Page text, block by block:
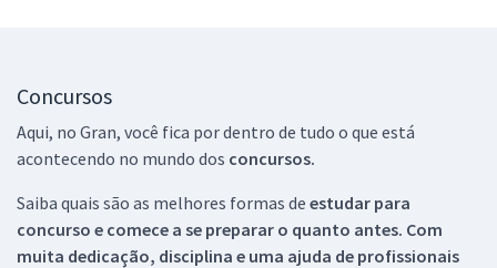
Concursos
Aqui, no Gran, você fica por dentro de tudo o que está
acontecendo no mundo dos concursos.
Saiba quais são as melhores formas de estudar para
concurso e comece a se preparar o quanto antes. Com
muita dedicação, disciplina e uma ajuda de profissionais